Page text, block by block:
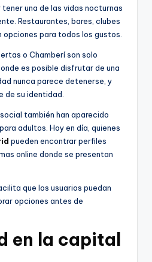
una de las vidas nocturnas
Restaurantes, bares, clubes
para todos los gustos.
o Chamberí son solo
es posible disfrutar de una
nunca parece detenerse, y
de su identidad.
también han aparecido
adultos. Hoy en día, quienes
pueden encontrar perfiles
online donde se presentan
que los usuarios puedan
opciones antes de
en la capital